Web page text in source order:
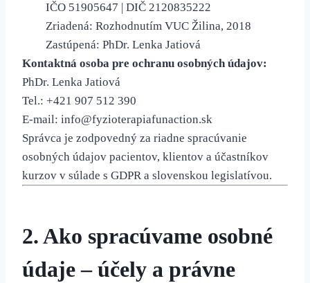
IČO 51905647 | DIČ 2120835222
Zriadená: Rozhodnutím VUC Žilina, 2018
Zastúpená: PhDr. Lenka Jatiová
Kontaktná osoba pre ochranu osobných údajov:
PhDr. Lenka Jatiová
Tel.: +421 907 512 390
E-mail: info@fyzioterapiafunaction.sk
Správca je zodpovedný za riadne spracúvanie
osobných údajov pacientov, klientov a účastníkov
kurzov v súlade s GDPR a slovenskou legislatívou.
2. Ako spracúvame osobné
údaje – účely a právne